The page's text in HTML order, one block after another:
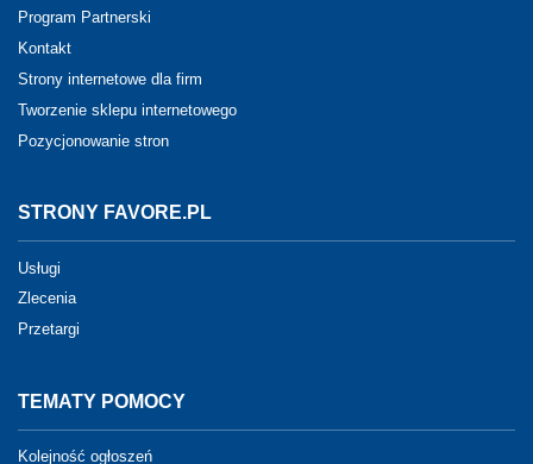
Program Partnerski
Kontakt
Strony internetowe dla firm
Tworzenie sklepu internetowego
Pozycjonowanie stron
STRONY FAVORE.PL
Usługi
Zlecenia
Przetargi
TEMATY POMOCY
Kolejność ogłoszeń